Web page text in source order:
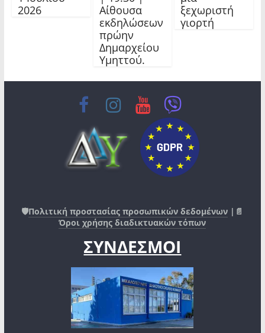
2026
Αίθουσα
εκδηλώσεων
πρώην
Δημαρχείου
Υμηττού.
ξεχωριστή
γιορτή
🛡️Πολιτική προστασίας προσωπικών δεδομένων |📄
Όροι χρήσης διαδικτυακών τόπων
ΣΥΝΔΕΣΜΟΙ